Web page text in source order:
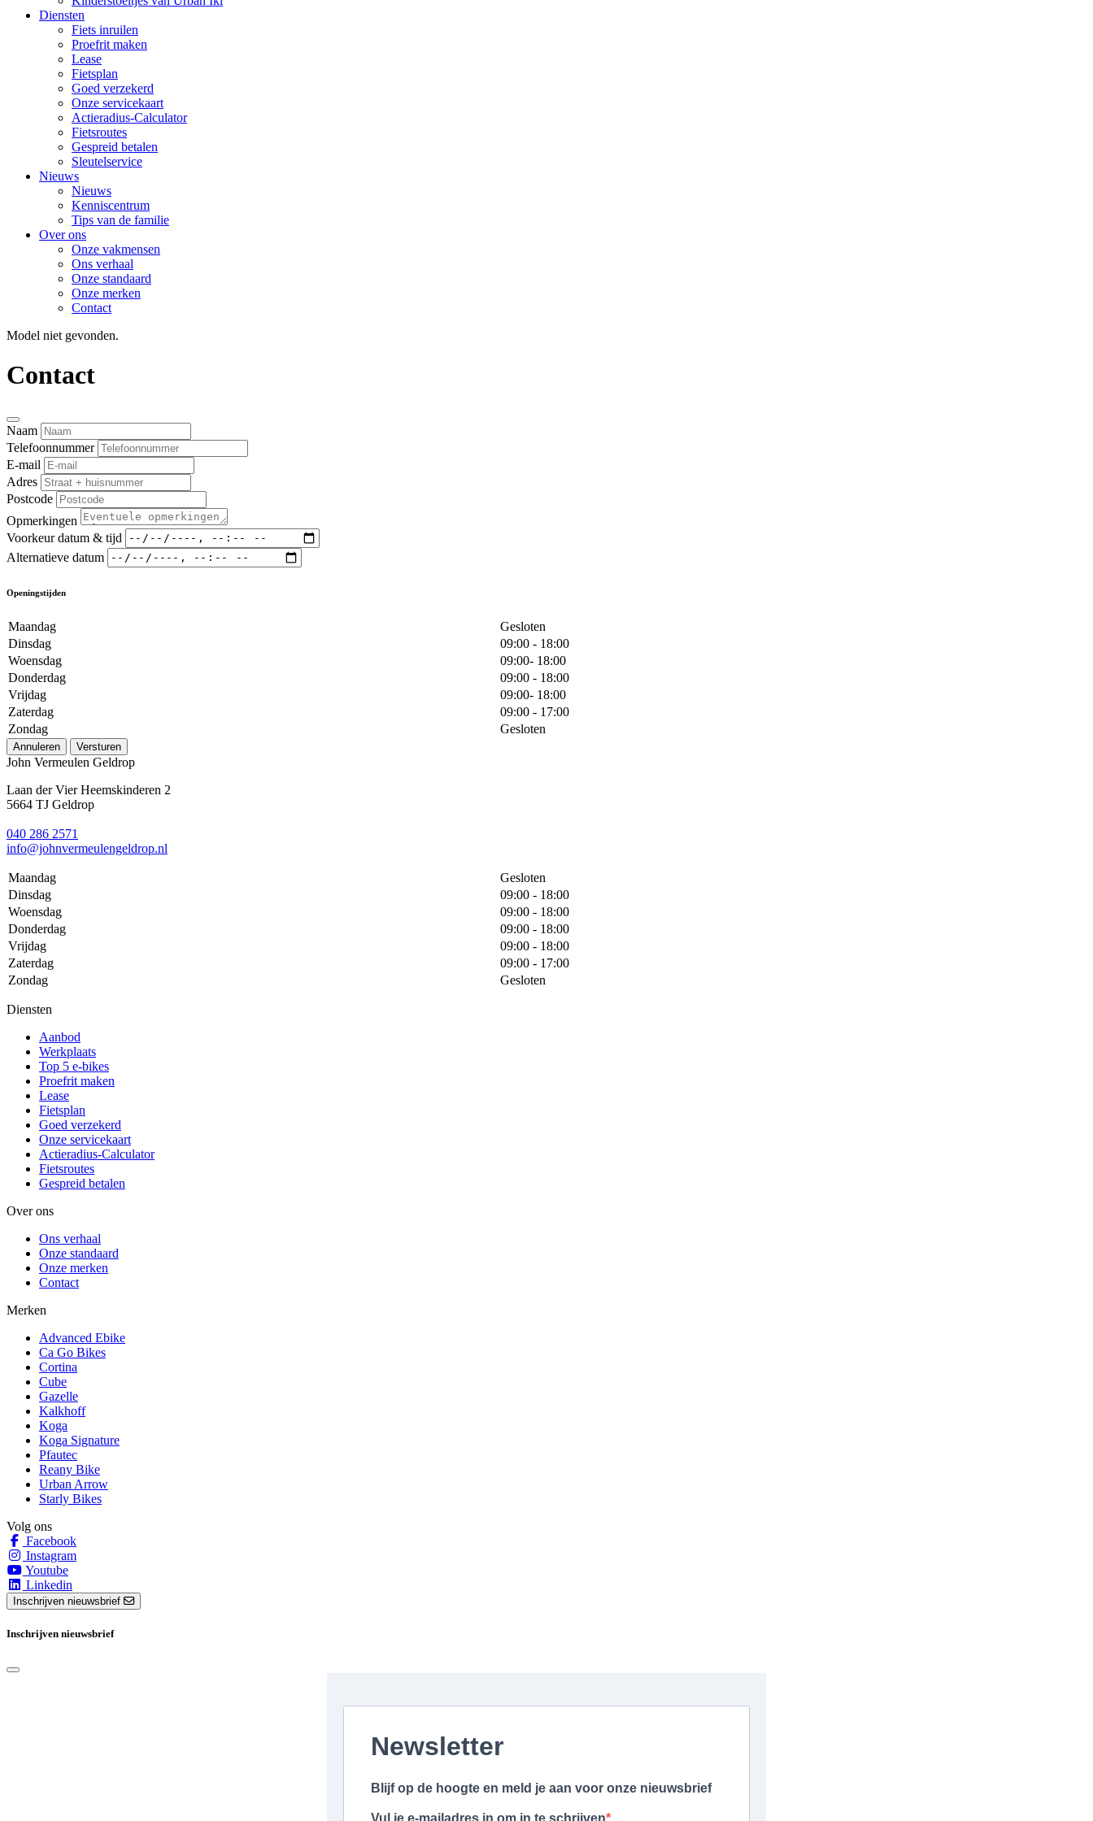
Diensten
Fiets inruilen
Proefrit maken
Lease
Fietsplan
Goed verzekerd
Onze servicekaart
Actieradius-Calculator
Fietsroutes
Gespreid betalen
Sleutelservice
Nieuws
Nieuws
Kenniscentrum
Tips van de familie
Over ons
Onze vakmensen
Ons verhaal
Onze standaard
Onze merken
Contact
Model niet gevonden.
Contact
Naam
Telefoonnummer
E-mail
Adres
Postcode
Opmerkingen
Voorkeur datum & tijd
Alternatieve datum
Openingstijden
Maandag
Gesloten
Dinsdag
09:00 - 18:00
Woensdag
09:00- 18:00
Donderdag
09:00 - 18:00
Vrijdag
09:00- 18:00
Zaterdag
09:00 - 17:00
Zondag
Gesloten
Annuleren Versturen
John Vermeulen Geldrop
Laan der Vier Heemskinderen 2
5664 TJ Geldrop
040 286 2571
info@johnvermeulengeldrop.nl
Maandag
Gesloten
Dinsdag
09:00 - 18:00
Woensdag
09:00 - 18:00
Donderdag
09:00 - 18:00
Vrijdag
09:00 - 18:00
Zaterdag
09:00 - 17:00
Zondag
Gesloten
Diensten
Aanbod
Werkplaats
Top 5 e-bikes
Proefrit maken
Lease
Fietsplan
Goed verzekerd
Onze servicekaart
Actieradius-Calculator
Fietsroutes
Gespreid betalen
Over ons
Ons verhaal
Onze standaard
Onze merken
Contact
Merken
Advanced Ebike
Ca Go Bikes
Cortina
Cube
Gazelle
Kalkhoff
Koga
Koga Signature
Pfautec
Reany Bike
Urban Arrow
Starly Bikes
Volg ons
Facebook
Instagram
Youtube
Linkedin
Inschrijven nieuwsbrief
Inschrijven nieuwsbrief